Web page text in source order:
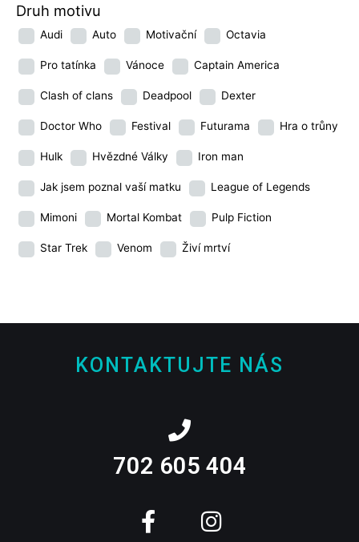
Druh motivu
Audi Auto Motivační Octavia
Pro tatínka Vánoce Captain America
Clash of clans Deadpool Dexter
Doctor Who Festival Futurama Hra o trůny
Hulk Hvězdné Války Iron man
Jak jsem poznal vaší matku League of Legends
Mimoni Mortal Kombat Pulp Fiction
Star Trek Venom Živí mrtví
KONTAKTUJTE NÁS
702 605 404